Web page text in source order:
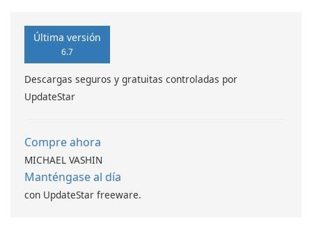
Última versión
6.7
Descargas seguros y gratuitas controladas por
UpdateStar
Compre ahora
MICHAEL VASHIN
Manténgase al día
con UpdateStar freeware.